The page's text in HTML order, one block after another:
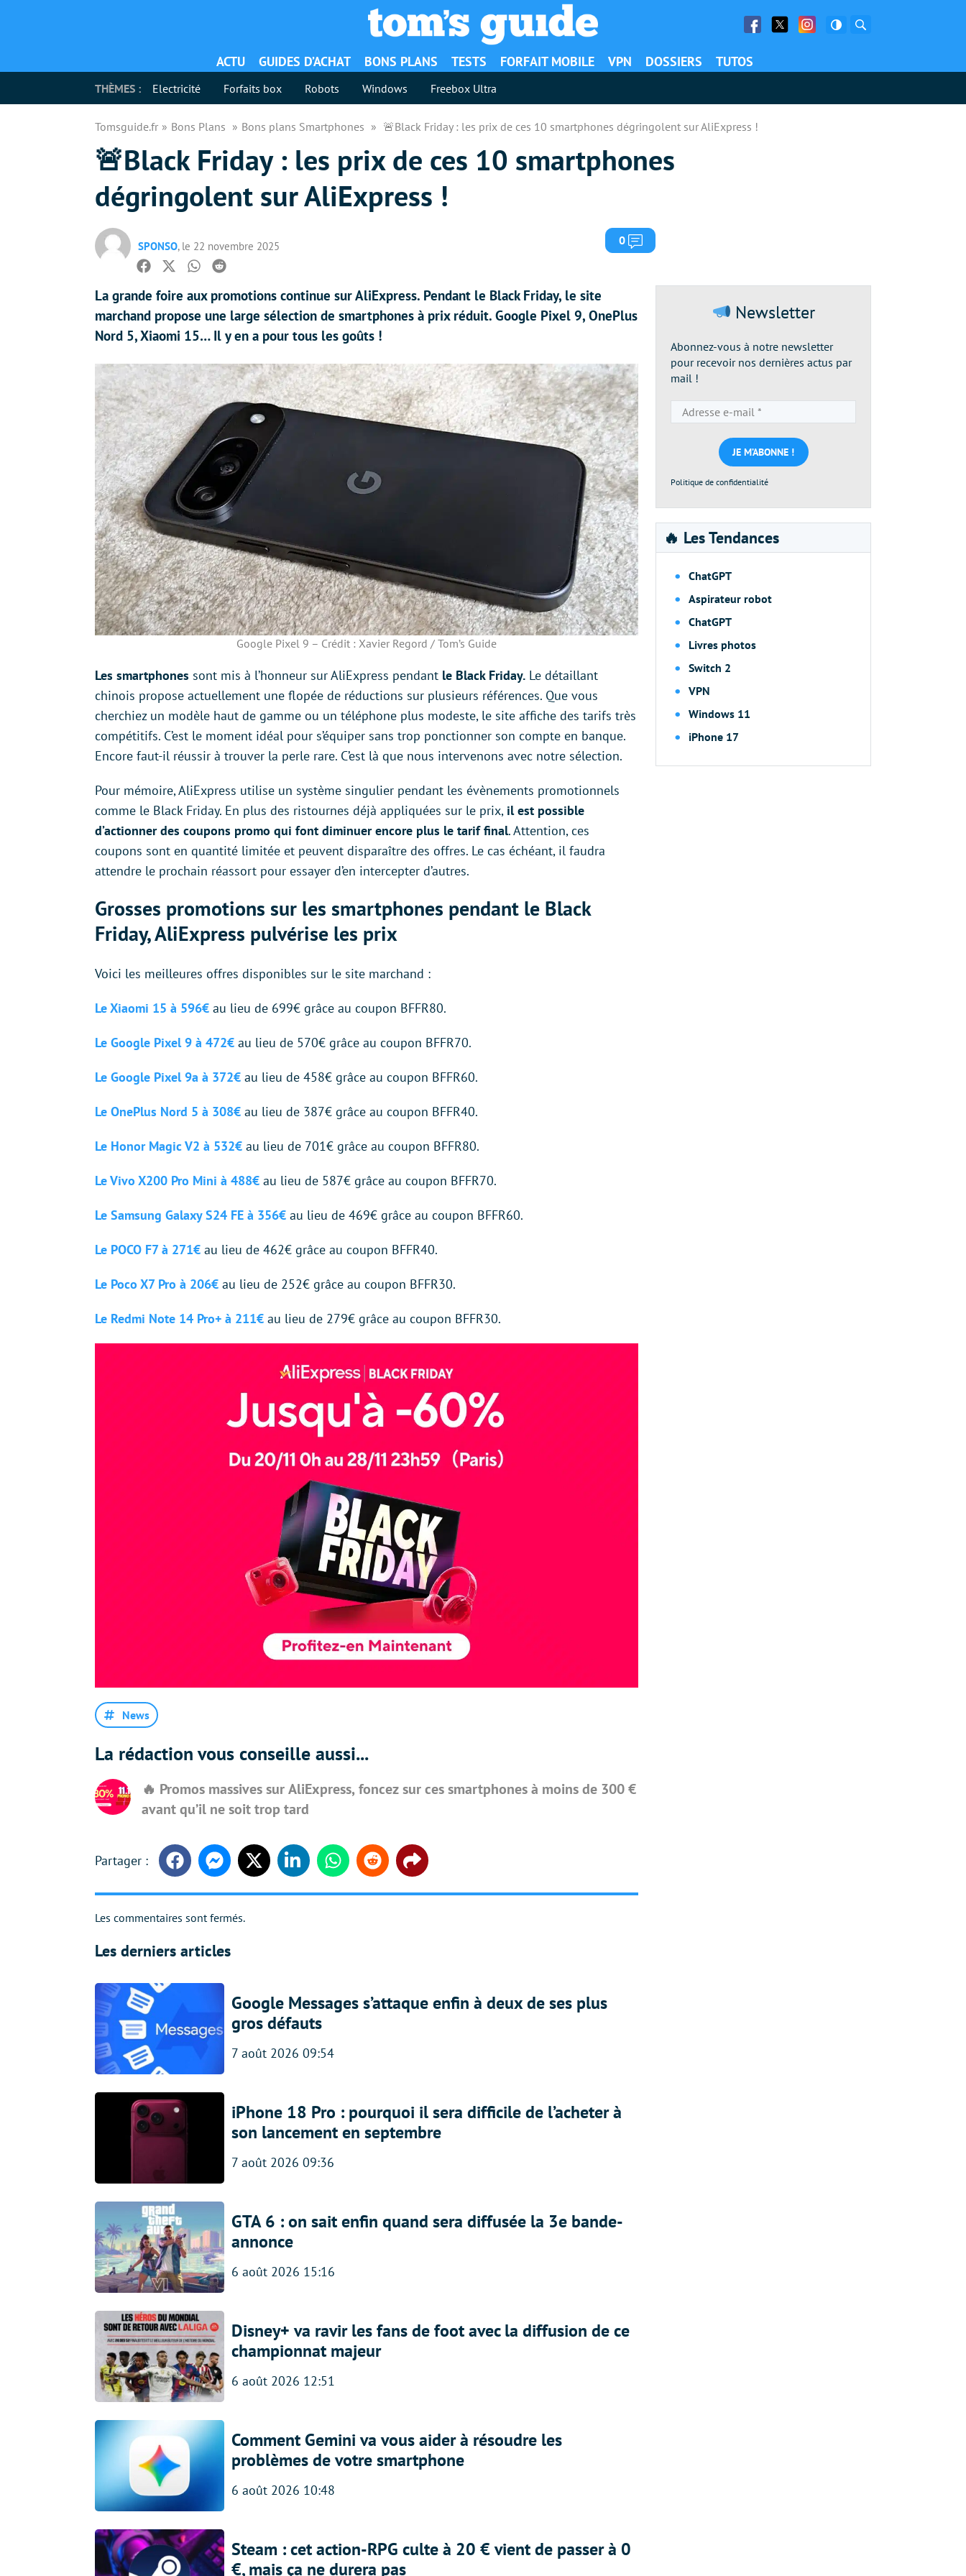
Facebook
Twitter Facebook
ACTU GUIDES D’ACHAT BONS PLANS TESTS FORFAIT MOBILE VPN DOSSIERS TUTOS
THÈMES : Electricité Forfaits box Robots Windows Freebox Ultra
Tomsguide.fr Bons Plans Bons plans Smartphones 🚨Black Friday : les prix de ces 10 smartphones dégringolent sur AliExpress !
🚨Black Friday : les prix de ces 10 smartphones
dégringolent sur AliExpress !
SPONSO, le 22 novembre 2025 0 Commentaires
Facebook
TwitterWhatsapp
Reddit
La grande foire aux promotions continue sur AliExpress. Pendant le Black Friday, le site
marchand propose une large sélection de smartphones à prix réduit. Google Pixel 9, OnePlus
Nord 5, Xiaomi 15… Il y en a pour tous les goûts !
Google Pixel 9 – Crédit : Xavier Regord / Tom’s Guide
Les smartphones sont mis à l’honneur sur AliExpress pendant le Black Friday. Le détaillant
chinois propose actuellement une flopée de réductions sur plusieurs références. Que vous
cherchiez un modèle haut de gamme ou un téléphone plus modeste, le site affiche des tarifs très
compétitifs. C’est le moment idéal pour s’équiper sans trop ponctionner son compte en banque.
Encore faut-il réussir à trouver la perle rare. C’est là que nous intervenons avec notre sélection.
Pour mémoire, AliExpress utilise un système singulier pendant les évènements promotionnels
comme le Black Friday. En plus des ristournes déjà appliquées sur le prix, il est possible
d’actionner des coupons promo qui font diminuer encore plus le tarif final. Attention, ces
coupons sont en quantité limitée et peuvent disparaître des offres. Le cas échéant, il faudra
attendre le prochain réassort pour essayer d’en intercepter d’autres.
Grosses promotions sur les smartphones pendant le Black
Friday, AliExpress pulvérise les prix
Voici les meilleures offres disponibles sur le site marchand :
LeXiaomi 15 à 596€ au lieu de 699€ grâce au coupon BFFR80.
Le Google Pixel 9 à 472€ au lieu de 570€ grâce au coupon BFFR70.
Le Google Pixel 9a à 372€ au lieu de 458€ grâce au coupon BFFR60.
Le OnePlus Nord 5 à 308€ au lieu de 387€ grâce au coupon BFFR40.
Le Honor Magic V2 à 532€ au lieu de 701€ grâce au coupon BFFR80.
Le Vivo X200 Pro Mini à 488€ au lieu de 587€ grâce au coupon BFFR70.
Le Samsung Galaxy S24 FE à 356€ au lieu de 469€ grâce au coupon BFFR60.
Le POCO F7 à 271€ au lieu de 462€ grâce au coupon BFFR40.
Le Poco X7 Pro à 206€ au lieu de 252€ grâce au coupon BFFR30.
Le Redmi Note 14 Pro+ à 211€ au lieu de 279€ grâce au coupon BFFR30.
News
La rédaction vous conseille aussi...
🔥 Promos massives sur AliExpress, foncez sur ces smartphones à moins de 300 €
avant qu’il ne soit trop tard
FacebookMessengerTwitter LinkedinWhatsappReddit Share
Les commentaires sont fermés.
Les derniers articles
Google Messages s’attaque enfin à deux de ses plus
gros défauts
7 août 2026 09:54
iPhone 18 Pro : pourquoi il sera difficile de l’acheter à
son lancement en septembre
7 août 2026 09:36
GTA 6 : on sait enfin quand sera diffusée la 3e bande-
annonce
6 août 2026 15:16
Disney+ va ravir les fans de foot avec la diffusion de ce
championnat majeur
6 août 2026 12:51
Comment Gemini va vous aider à résoudre les
problèmes de votre smartphone
6 août 2026 10:48
Steam : cet action-RPG culte à 20 € vient de passer à 0
€, mais ça ne durera pas
Newsletter
Abonnez-vous à notre newsletter
pour recevoir nos dernières actus par
mail !
e-
mail
*
Politique de confidentialité
🔥 Les Tendances
ChatGPT
Aspirateur robot
ChatGPT
Livres photos
Switch 2
VPN
Windows 11
iPhone 17